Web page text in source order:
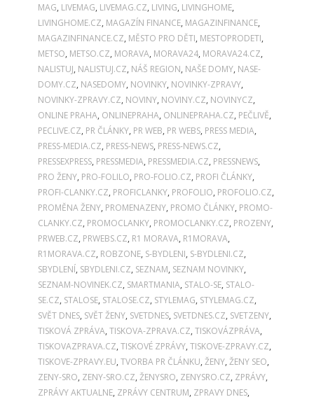
MAG, LIVEMAG, LIVEMAG.CZ, LIVING, LIVINGHOME,
LIVINGHOME.CZ, MAGAZÍN FINANCE, MAGAZINFINANCE,
MAGAZINFINANCE.CZ, MĚSTO PRO DĚTI, MESTOPRODETI,
METSO, METSO.CZ, MORAVA, MORAVA24, MORAVA24.CZ,
NALISTUJ, NALISTUJ.CZ, NÁŠ REGION, NAŠE DOMY, NASE-
DOMY.CZ, NASEDOMY, NOVINKY, NOVINKY-ZPRAVY,
NOVINKY-ZPRAVY.CZ, NOVINY, NOVINY.CZ, NOVINYCZ,
ONLINE PRAHA, ONLINEPRAHA, ONLINEPRAHA.CZ, PEČLIVĚ,
PECLIVE.CZ, PR ČLÁNKY, PR WEB, PR WEBS, PRESS MEDIA,
PRESS-MEDIA.CZ, PRESS-NEWS, PRESS-NEWS.CZ,
PRESSEXPRESS, PRESSMEDIA, PRESSMEDIA.CZ, PRESSNEWS,
PRO ŽENY, PRO-FOLILO, PRO-FOLIO.CZ, PROFI ČLÁNKY,
PROFI-CLANKY.CZ, PROFICLANKY, PROFOLIO, PROFOLIO.CZ,
PROMĚNA ŽENY, PROMENAZENY, PROMO ČLÁNKY, PROMO-
CLANKY.CZ, PROMOCLANKY, PROMOCLANKY.CZ, PROZENY,
PRWEB.CZ, PRWEBS.CZ, R1 MORAVA, R1MORAVA,
R1MORAVA.CZ, ROBZONE, S-BYDLENI, S-BYDLENI.CZ,
SBYDLENÍ, SBYDLENI.CZ, SEZNAM, SEZNAM NOVINKY,
SEZNAM-NOVINEK.CZ, SMARTMANIA, STALO-SE, STALO-
SE.CZ, STALOSE, STALOSE.CZ, STYLEMAG, STYLEMAG.CZ,
SVĚT DNES, SVĚT ŽENY, SVETDNES, SVETDNES.CZ, SVETZENY,
TISKOVÁ ZPRÁVA, TISKOVA-ZPRAVA.CZ, TISKOVÁZPRÁVA,
TISKOVAZPRAVA.CZ, TISKOVÉ ZPRÁVY, TISKOVE-ZPRAVY.CZ,
TISKOVE-ZPRAVY.EU, TVORBA PR ČLÁNKU, ŽENY, ŽENY SEO,
ZENY-SRO, ZENY-SRO.CZ, ŽENYSRO, ZENYSRO.CZ, ZPRÁVY,
ZPRÁVY AKTUALNE, ZPRÁVY CENTRUM, ZPRAVY DNES,